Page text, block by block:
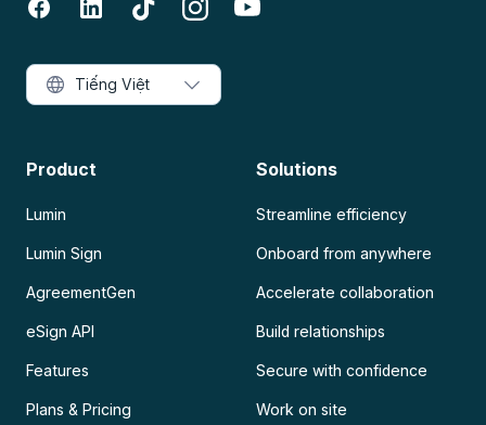
Product
Lumin
Lumin Sign
AgreementGen
eSign API
Features
Plans & Pricing
Solutions
Streamline efficiency
Onboard from anywhere
Accelerate collaboration
Build relationships
Secure with confidence
Work on site
Tiếng Việt